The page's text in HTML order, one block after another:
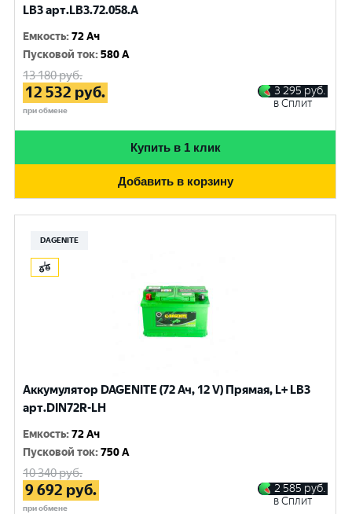
LB3 арт.LB3.72.058.A
Емкость:72 Ач
Пусковой ток:580 A
13 180руб.
12 532 руб.
при обмене
3 295 руб.
в Сплит
Купить в 1 клик
Добавить в корзину
DAGENITE
Аккумулятор DAGENITE (72 Ач, 12 V) Прямая, L+ LB3
арт.DIN72R-LH
Емкость:72 Ач
Пусковой ток:750 A
10 340руб.
9 692 руб.
при обмене
2 585 руб.
в Сплит